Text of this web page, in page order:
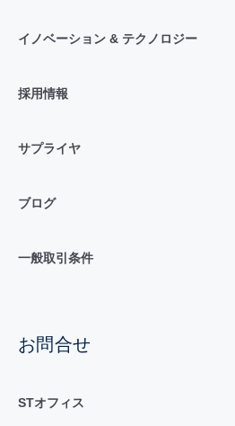
イノベーション & テクノロジー
採用情報
サプライヤ
ブログ
一般取引条件
お問合せ
STオフィス